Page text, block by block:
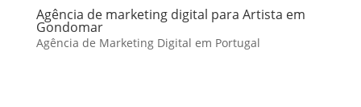
Agência de marketing digital para Artista em
Gondomar
Agência de Marketing Digital em Portugal